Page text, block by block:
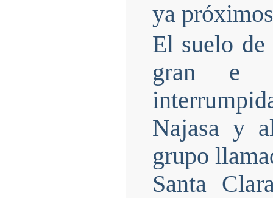
ya
El suelo de
gran e
Najasa y
grupo
Santa